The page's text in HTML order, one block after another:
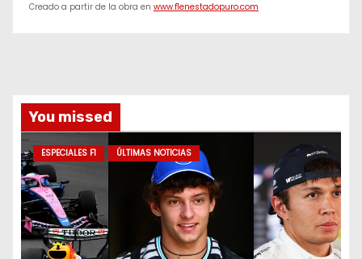
Creado a partir de la obra en www.f1enestadopuro.com
You missed
ESPECIALES F1 ÚLTIMAS NOTICIAS